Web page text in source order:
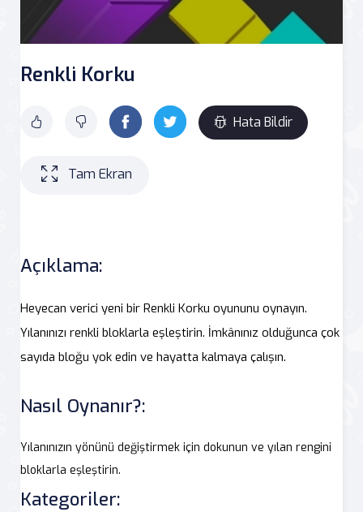
Renkli Korku
Hata Bildir
Tam Ekran
Açıklama:
Heyecan verici yeni bir Renkli Korku oyununu oynayın.
Yılanınızı renkli bloklarla eşleştirin. İmkânınız olduğunca çok
sayıda bloğu yok edin ve hayatta kalmaya çalışın.
Nasıl Oynanır?:
Yılanınızın yönünü değiştirmek için dokunun ve yılan rengini
bloklarla eşleştirin.
Kategoriler: